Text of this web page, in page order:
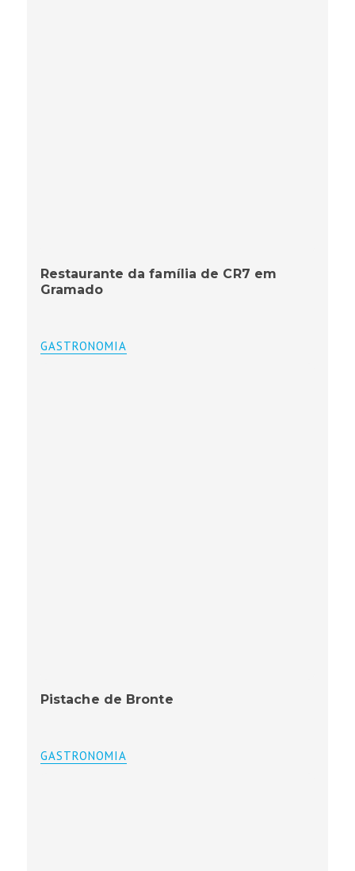
Restaurante da família de CR7 em
Gramado
GASTRONOMIA
Pistache de Bronte
GASTRONOMIA